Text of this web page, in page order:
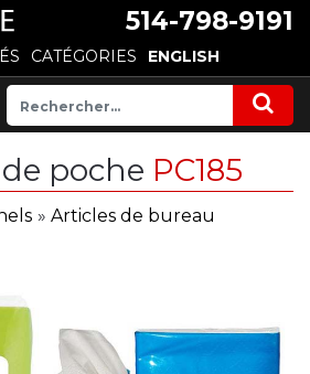
514-798-9191
CATÉGORIES ENGLISH
poche PC185
» Articles de bureau